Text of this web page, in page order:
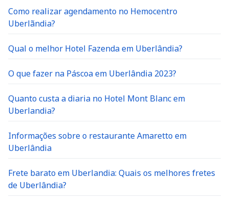
Como realizar agendamento no Hemocentro
Uberlãndia?
Qual o melhor Hotel Fazenda em Uberlândia?
O que fazer na Páscoa em Uberlândia 2023?
Quanto custa a diaria no Hotel Mont Blanc em
Uberlandia?
Informações sobre o restaurante Amaretto em
Uberlândia
Frete barato em Uberlandia: Quais os melhores fretes
de Uberlândia?